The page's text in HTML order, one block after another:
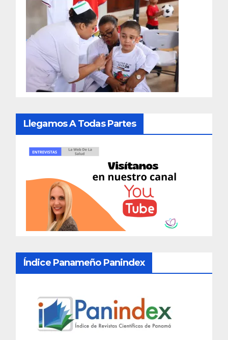
Llegamos A Todas Partes
Índice Panameño Panindex